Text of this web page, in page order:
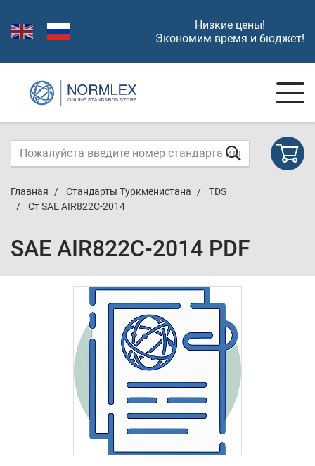
Низкие цены!
Экономим время и бюджет!
Главная Стандарты Туркменистана
TDS
Ст SAE AIR822C-2014
SAE AIR822C-2014 PDF